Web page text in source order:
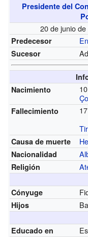
Presidente del
20 de junio
Predecesor
Sucesor
Nacimiento
Fallecimiento
Causa de muerte
Nacionalidad
Religión
Cónyuge
Hijos
Educado en